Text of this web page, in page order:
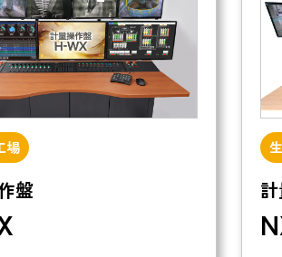
場
盤